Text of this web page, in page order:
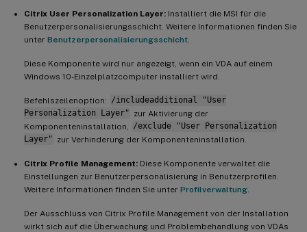
Citrix User Personalization Layer: Installiert die MSI für die
Benutzerpersonalisierungsschicht. Weitere Informationen finden Sie
unter Benutzerpersonalisierungsschicht
Diese Komponente wird nur angezeigt, wenn ein VDA auf einem
Windows 10-Einzelplatzcomputer installiert wird.
Befehlszeilenoption: /includeadditional "User
Personalization Layer" zur Aktivierung der
Komponenteninstallation,
/exclude "User Personalization
Layer" zur Verhinderung der Komponenteninstallation.
Citrix Profile Management: Diese Komponente verwaltet die
Einstellungen zur Benutzerpersonalisierung in Benutzerprofilen.
Weitere Informationen finden Sie unter Profilverwaltung
Der Ausschluss von Citrix Profile Management von der Installation
wirkt sich auf die Überwachung und Problembehandlung von VDAs